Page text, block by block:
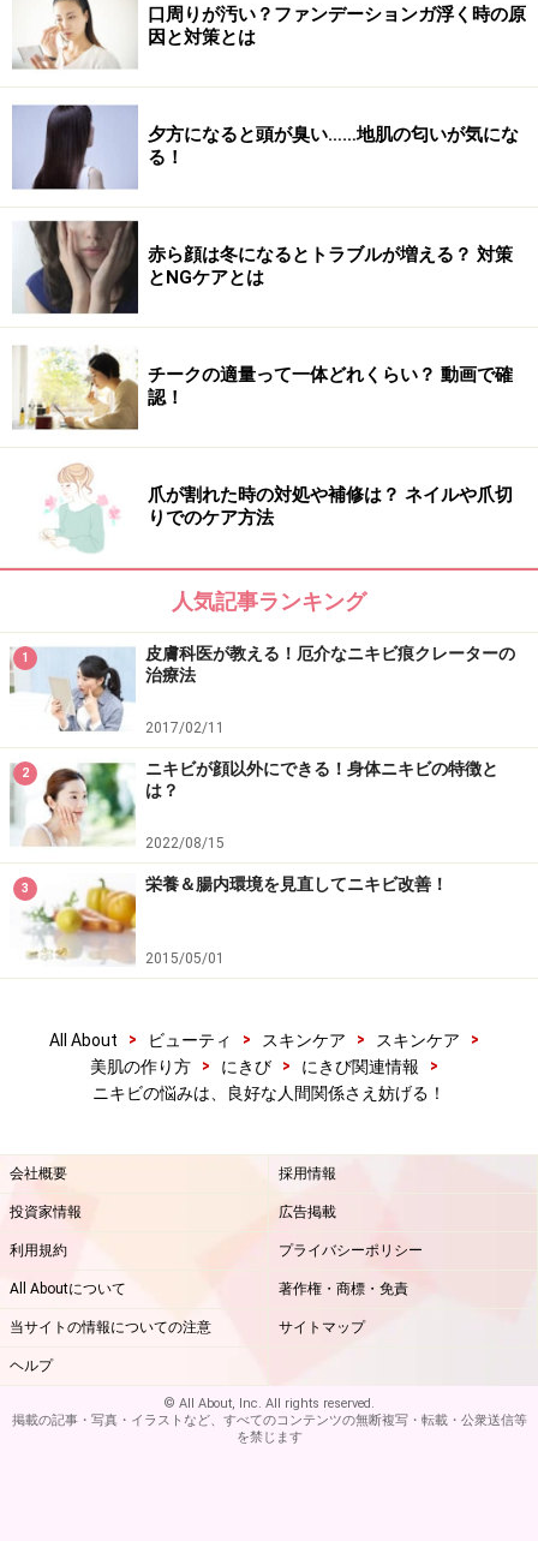
口周りが汚い？ファンデーションガ浮く時の原
因と対策とは
夕方になると頭が臭い……地肌の匂いが気にな
る！
赤ら顔は冬になるとトラブルが増える？ 対策
とNGケアとは
チークの適量って一体どれくらい？ 動画で確
認！
爪が割れた時の対処や補修は？ ネイルや爪切
りでのケア方法
人気記事ランキング
1
皮膚科医が教える！厄介なニキビ痕クレーターの
治療法
2017/02/11
2
ニキビが顔以外にできる！身体ニキビの特徴と
は？
2022/08/15
3 栄養＆腸内環境を見直してニキビ改善！
2015/05/01
All About > ビューティ > スキンケア > スキンケア
>
美肌の作り方
> にきび > にきび関連情報
>
ニキビの悩みは、良好な人間関係さえ妨げる！
会社概要 採用情報
投資家情報 広告掲載
利用規約 プライバシーポリシー
All Aboutについて 著作権・商標・免責
当サイトの情報についての注意 サイトマップ
ヘルプ
© All About, Inc. All rights reserved.
掲載の記事・写真・イラストなど、すべてのコンテンツの無断複写・転載・公衆送信等
を禁じます